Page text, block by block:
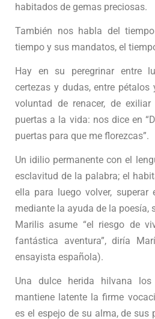
habitados de gemas preciosas.
También nos habla del
tiempo y sus mandatos, el
Hay en su peregrinar entre
certezas y dudas, entre
voluntad de renacer, de
puertas a la vida: nos dice en
puertas para que me florezcas”.
Un idilio permanente con el
esclavitud de la palabra; el
ella para luego volver, superar
mediante la ayuda de la poesía,
Marilis asume “el riesgo de
fantástica aventura”, diría
ensayista española).
Una dulce herida hilvana
mantiene latente la firme
es el espejo de su alma, de sus